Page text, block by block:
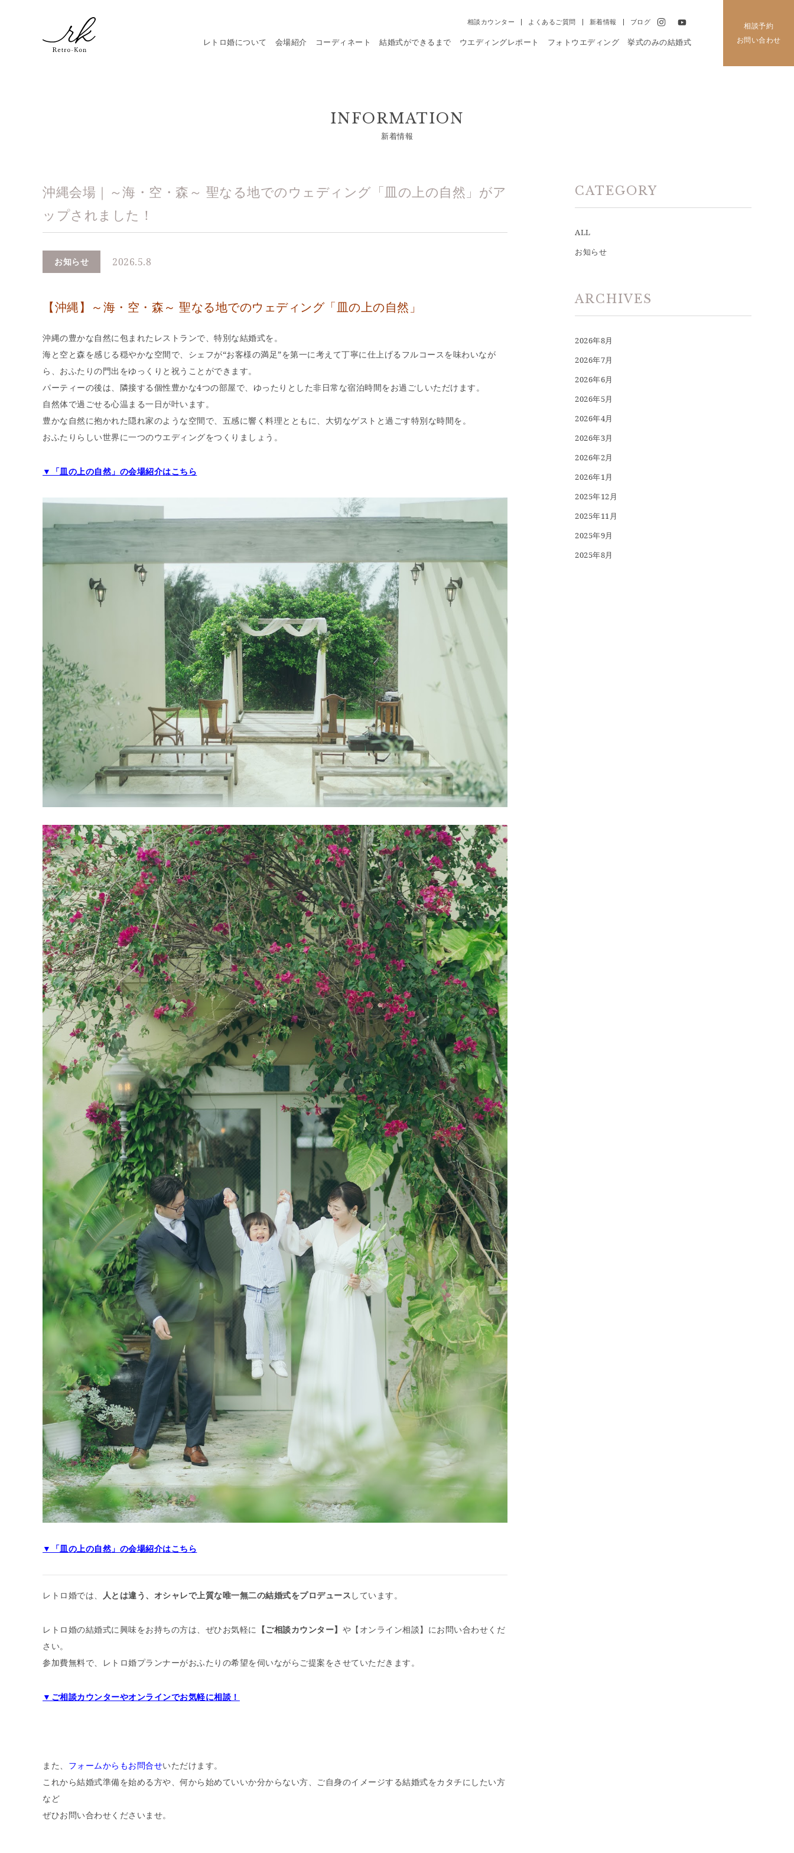
相談カウンター よくあるご質問 新着情報 ブログ
レトロ婚について 会場紹介 コーディネート 結婚式ができるまで ウエディングレポート フォトウエディング 挙式のみの結婚式
相談予約
お問い合わせ
INFORMATION
新着情報
沖縄会場｜～海・空・森～ 聖なる地でのウェディング「皿の上の自然」がア
ップされました！
お知らせ 2026.5.8
【沖縄】～海・空・森～ 聖なる地でのウェディング「皿の上の自然」
沖縄の豊かな自然に包まれたレストランで、特別な結婚式を。
海と空と森を感じる穏やかな空間で、シェフが“お客様の満足”を第一に考えて丁寧に仕上げるフルコースを味わいなが
ら、おふたりの門出をゆっくりと祝うことができます。
パーティーの後は、隣接する個性豊かな4つの部屋で、ゆったりとした非日常な宿泊時間をお過ごしいただけます。
自然体で過ごせる心温まる一日が叶います。
豊かな自然に抱かれた隠れ家のような空間で、五感に響く料理とともに、大切なゲストと過ごす特別な時間を。
おふたりらしい世界に一つのウエディングをつくりましょう。
▼「皿の上の自然」の会場紹介はこちら
▼「皿の上の自然」の会場紹介はこちら
レトロ婚では、 人とは違う、オシャレで上質な唯一無二の結婚式をプロデュース しています。
レトロ婚の結婚式に興味をお持ちの方は、ぜひお気軽に 【ご相談カウンター】 や【オンライン相談】にお問い合わせくだ
さい。
参加費無料で、レトロ婚プランナーがおふたりの希望を伺いながらご提案をさせていただきます。
▼ご相談カウンターやオンラインでお気軽に相談！
また、 フォームからもお問合せいただけます。
これから結婚式準備を始める方や、何から始めていいか分からない方、ご自身のイメージする結婚式をカタチにしたい方
など
ぜひお問い合わせくださいませ。
CATEGORY
ALL
お知らせ
ARCHIVES
2026年8月
2026年7月
2026年6月
2026年5月
2026年4月
2026年3月
2026年2月
2026年1月
2025年12月
2025年11月
2025年9月
2025年8月